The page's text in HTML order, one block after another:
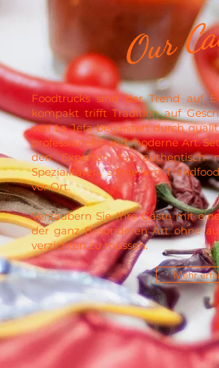
Foodtrucks sind der Trend auf
kompakt trifft Tradition auf
von La Jefa begeistert durch
professionelle und moderne Art.
den Experten für authentisch
Spezialitäten, schnellem
vor Ort.
Verzaubern Sie Ihre Gäste mit
der ganz Besonderen Art ohne
verzichten zu müssen.
Our
Mehr